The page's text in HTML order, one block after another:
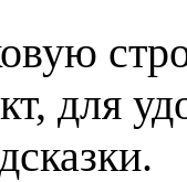
для